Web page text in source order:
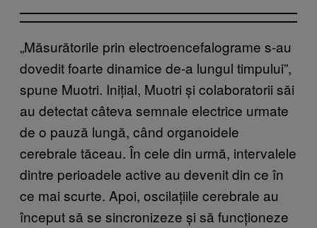
„Măsurătorile prin electroencefalograme s-au
dovedit foarte dinamice de-a lungul timpului”,
spune Muotri. Inițial, Muotri și colaboratorii săi
au detectat câteva semnale electrice urmate
de o pauză lungă, când organoidele
cerebrale tăceau. În cele din urmă, intervalele
dintre perioadele active au devenit din ce în
ce mai scurte. Apoi, oscilațiile cerebrale au
început să se sincronizeze și să funcționeze